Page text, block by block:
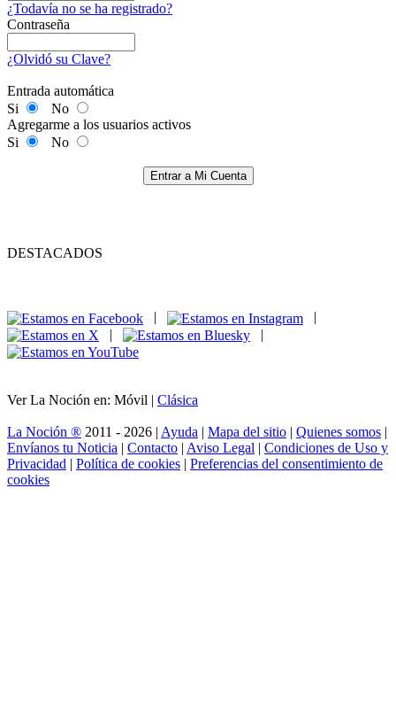
¿Todavía no se ha registrado?
Contraseña
¿Olvidó su Clave?
Entrada automática
Si
No
Agregarme a los usuarios activos
Si
No
Entrar a Mi Cuenta
DESTACADOS
|
|
Ver La Noción en: Móvil | Clásica
La Noción ® 2011 - 2026 | Ayuda | Mapa del sitio | Quienes somos |
Envíanos tu Noticia | Contacto | Aviso Legal | Condiciones de Uso y
Privacidad | Política de cookies | Preferencias del consentimiento de
cookies